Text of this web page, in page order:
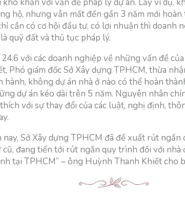
hộ, nhưng vẫn mất đến gần 3 năm mới
cần có cơ hội đầu tư, có lợi nhuận thì doanh
quỹ đất và thủ tục pháp lý.
với các doanh nghiệp về những vấn đề
Phó giám đốc Sở Xây dựng TPHCM, thừa
không dự án nhà ở nào có thể hoàn
dự án kéo dài trên 5 năm. Nguyên nhân
với sự thay đổi của các luật, nghị định,
Sở Xây dựng TPHCM đã đề xuất rút
cũ, đang tiến tới rút ngắn quy trình đối với
tại TPHCM” – ông Huỳnh Thanh Khiết cho